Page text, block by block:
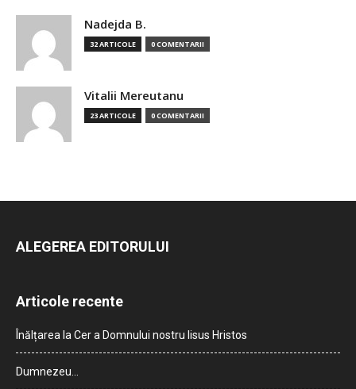
Nadejda B.
32 ARTICOLE 0 COMENTARII
Vitalii Mereutanu
23 ARTICOLE 0 COMENTARII
ALEGEREA EDITORULUI
Articole recente
Înălțarea la Cer a Domnului nostru Iisus Hristos
Dumnezeu…